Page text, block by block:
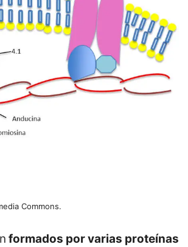
Commons.
formados por varias proteínas